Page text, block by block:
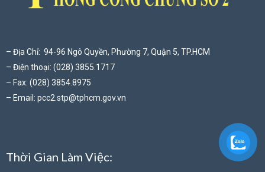
– Địa Chỉ: 94-96 Ngô Quyền, Phường 7, Quận 5, TP.HCM
– Điện thoại: (028) 3855.1717
– Fax: (028) 3854.8975
– Email: pcc2.stp@tphcm.gov.vn
Thời Gian Làm Việc: